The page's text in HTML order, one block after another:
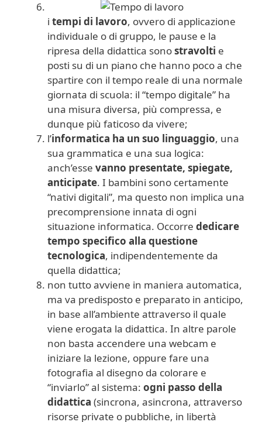
i tempi di lavoro, ovvero di applicazione
individuale o di gruppo, le pause e la
ripresa della didattica sonostravolti e
posti su di un piano che hanno poco a che
spartire con il tempo reale di una normale
giornata di scuola: il “tempo digitale” ha
una misura diversa, più compressa, e
dunque più faticoso da vivere;
l’informatica ha un suo linguaggio, una
sua grammatica e una sua logica:
anch’esse vanno presentate, spiegate,
anticipate. I bambini sono certamente
“nativi digitali”, ma questo non implica una
precomprensione innata di ogni
situazione informatica. Occorre dedicare
tempo specifico alla questione
tecnologica, indipendentemente da
quella didattica;
non tutto avviene in maniera automatica,
ma va predisposto e preparato in anticipo,
in base all’ambiente attraverso il quale
viene erogata la didattica. In altre parole
non basta accendere una webcam e
iniziare la lezione, oppure fare una
fotografia al disegno da colorare e
“inviarlo” al sistema: ogni passo della
didattica (sincrona, asincrona, attraverso
risorse private o pubbliche, in libertà